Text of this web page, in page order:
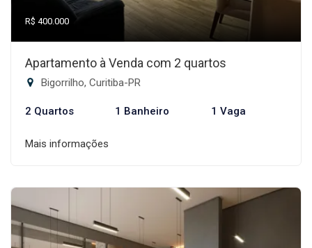
R$ 400.000
Apartamento à Venda com 2 quartos
Bigorrilho, Curitiba-PR
2 Quartos 1 Banheiro 1 Vaga
Mais informações